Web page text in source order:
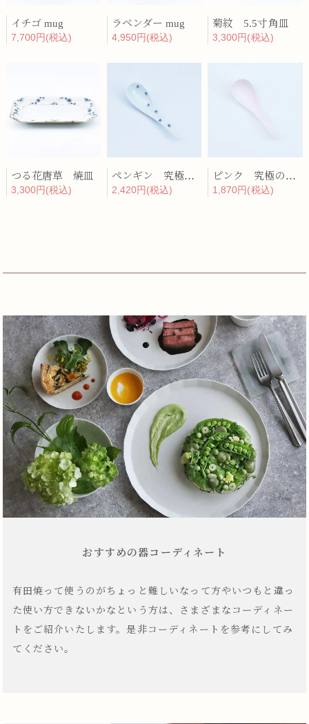
イチゴ mug
7,700円(税込)
ラベンダー mug
4,950円(税込)
菊紋 5.5寸角皿
3,300円(税込)
つる花唐草 焼皿
3,300円(税込)
ペンギン 究極のレンゲ
2,420円(税込)
ピンク 究極のレンゲ
1,870円(税込)
おすすめの器コーディネート
有田焼って使うのがちょっと難しいなって方やいつもと違っ
た使い方できないかなという方は、さまざまなコーディネー
トをご紹介いたします。是非コーディネートを参考にしてみ
てください。